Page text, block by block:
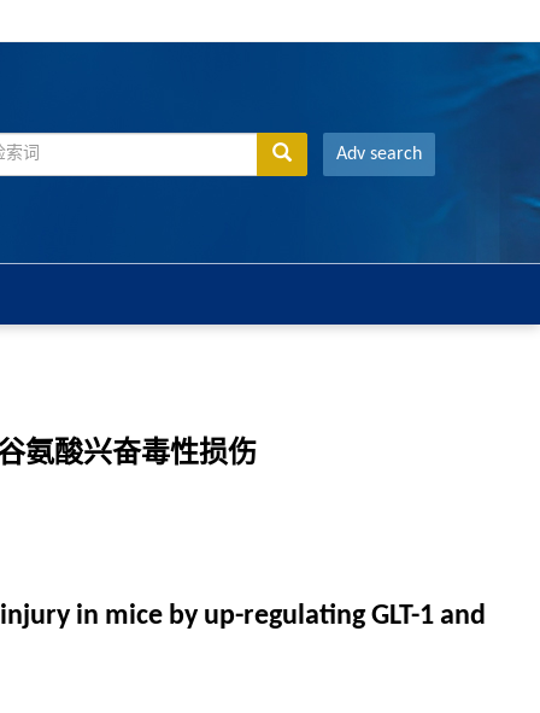
Adv search
氨酸兴奋毒性损伤
in mice by up-regulating GLT-1 and